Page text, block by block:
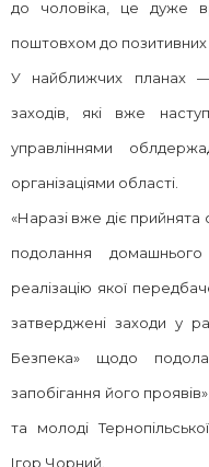
до чоловіка, це дуже
поштовхом до позитивних
У найближчих планах —
заходів, які вже
управліннями
організаціями області.
«Наразі вже діє прийнята
подолання
реалізацію якої
затверджені заходи у
Безпека» щодо
запобігання його
та молоді
Ігор Чорний.